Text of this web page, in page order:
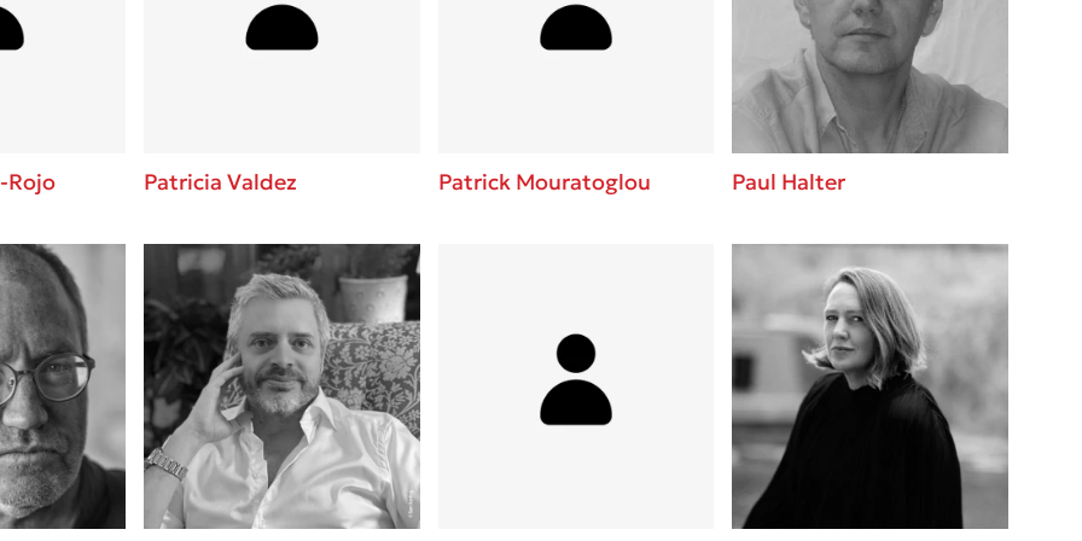
Baccalario
3 βιβλία που μπορείς να διαβάσεις σε
παύση σε μετωπική σύγκρουση με τη
Πάνω, κάτω, μπροστά, πίσω; Κάνε το
τεστ και ανακάλυψε την τάση σου!
Rojo Patricia Valdez Patrick Mouratoglou Paul Halter